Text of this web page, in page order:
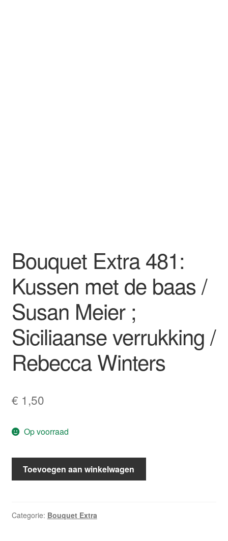
Bouquet Extra 481:
Kussen met de baas /
Susan Meier ;
Siciliaanse verrukking /
Rebecca Winters
€ 1,50
Op voorraad
Bouquet
Extra
met
Toevoegen aan winkelwagen
Categorie: Bouquet Extra